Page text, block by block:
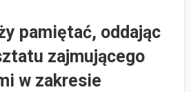
pamiętać, oddając
zajmującego
w zakresie